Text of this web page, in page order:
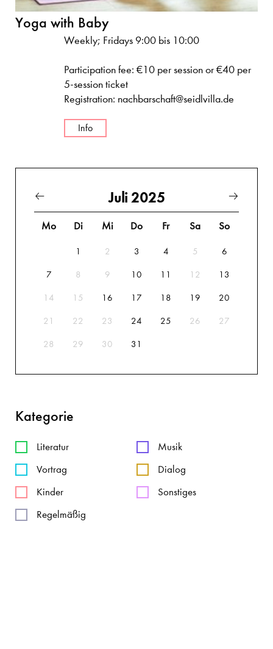
Yoga with Baby
Weekly; Fridays 9:00 bis 10:00
Participation fee: €10 per session or €40 per
5-session ticket
Registration: nachbarschaft@seidlvilla.de
Info
Juli 2025
Mo Di Mi Do Fr Sa So
1 2 3 4 5 6
7 8 9 10 11 12 13
14 15 16 17 18 19 20
21 22 23 24 25 26 27
28 29 30 31
Kategorie
Literatur
Musik
Vortrag
Dialog
Kinder
Sonstiges
Regelmäßig